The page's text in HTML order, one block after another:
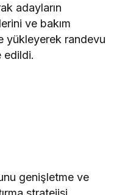
adayların
ve bakım
yükleyerek randevu
edildi.
genişletme ve